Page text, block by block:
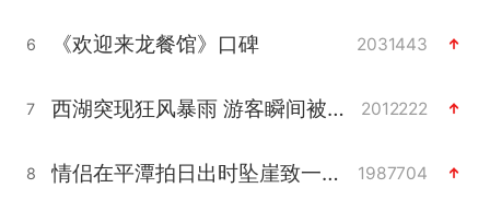
6 《欢迎来龙餐馆》口碑 2031443
7 西湖突现狂风暴雨 游客瞬间被浇透 2012222
8 情侣在平潭拍日出时坠崖致一死一伤 1987704